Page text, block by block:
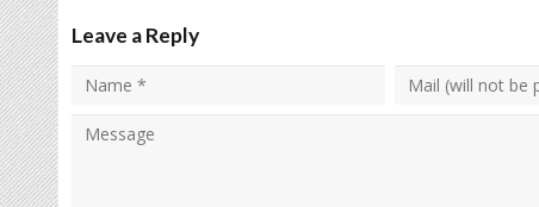
Leave a Reply